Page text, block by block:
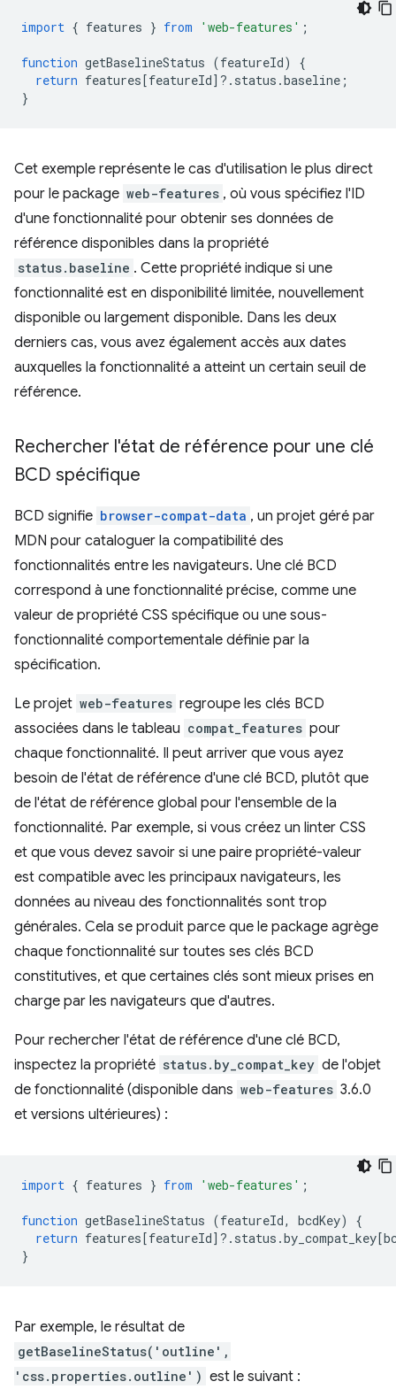
import { features } from 'web-features' ;
function getBaselineStatus (featureId)
{
return features[featureId] ? . status .baseline ;
}
Cet exemple représente le cas d'utilisation le plus direct
pour le package web-features , où vous spécifiez l'ID
d'une fonctionnalité pour obtenir ses données de
référence disponibles dans la propriété
status.baseline . Cette propriété indique si une
fonctionnalité est en disponibilité limitée, nouvellement
disponible ou largement disponible. Dans les deux
derniers cas, vous avez également accès aux dates
auxquelles la fonctionnalité a atteint un certain seuil de
référence.
Rechercher l'état de référence pour une clé
BCD spécifique
BCD signifie browser-compat-data , un projet géré par
MDN pour cataloguer la compatibilité des
fonctionnalités entre les navigateurs. Une clé BCD
correspond à une fonctionnalité précise, comme une
valeur de propriété CSS spécifique ou une sous-
fonctionnalité comportementale définie par la
spécification.
Le projet web-features regroupe les clés BCD
associées dans le tableau compat_features pour
chaque fonctionnalité. Il peut arriver que vous ayez
besoin de l'état de référence d'une clé BCD, plutôt que
de l'état de référence global pour l'ensemble de la
fonctionnalité. Par exemple, si vous créez un linter CSS
et que vous devez savoir si une paire propriété-valeur
est compatible avec les principaux navigateurs, les
données au niveau des fonctionnalités sont trop
générales. Cela se produit parce que le package agrège
chaque fonctionnalité sur toutes ses clés BCD
constitutives, et que certaines clés sont mieux prises en
charge par les navigateurs que d'autres.
Pour rechercher l'état de référence d'une clé BCD,
inspectez la propriété status.by_compat_key de l'objet
de fonctionnalité (disponible dans web-features 3.6.0
et versions ultérieures) :
import { features } from 'web-features' ;
function getBaselineStatus (featureId, bcdKey)
{
return features[featureId] ? . status .by_compat_key[
}
Par exemple, le résultat de
getBaselineStatus('outline',
'css.properties.outline') est le suivant :